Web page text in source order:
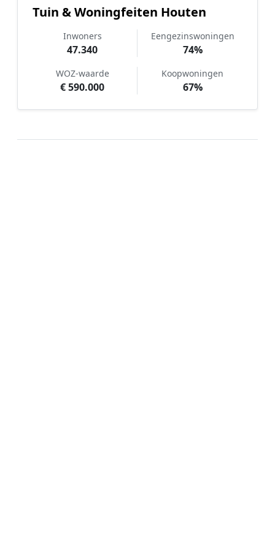
Tuin & Woningfeiten Houten
Inwoners
47.340
Eengezinswoningen
74%
WOZ-waarde
€ 590.000
Koopwoningen
67%